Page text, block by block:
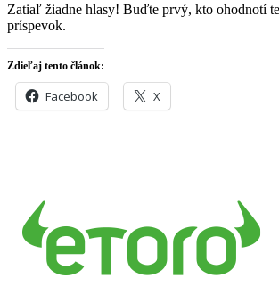
Zatiaľ žiadne hlasy! Buďte prvý, kto ohodnotí
príspevok.
Zdieľaj tento článok:
Facebook X